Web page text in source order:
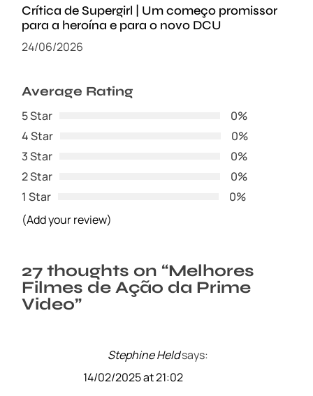
Crítica de Supergirl | Um começo promissor
para a heroína e para o novo DCU
24/06/2026
Average Rating
5 Star
0%
4 Star
0%
3 Star
0%
2 Star
0%
1 Star
0%
(Add your review)
27 thoughts on “Melhores
Filmes de Ação da Prime
Video”
Stephine Heldsays:
14/02/2025 at 21:02